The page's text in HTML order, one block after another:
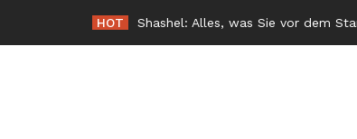
content
HOT -